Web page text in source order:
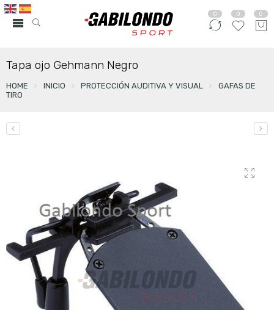
0 0 0
Tapa ojo Gehmann Negro
HOME INICIO PROTECCIÓN AUDITIVA Y VISUAL
GAFAS DE
TIRO